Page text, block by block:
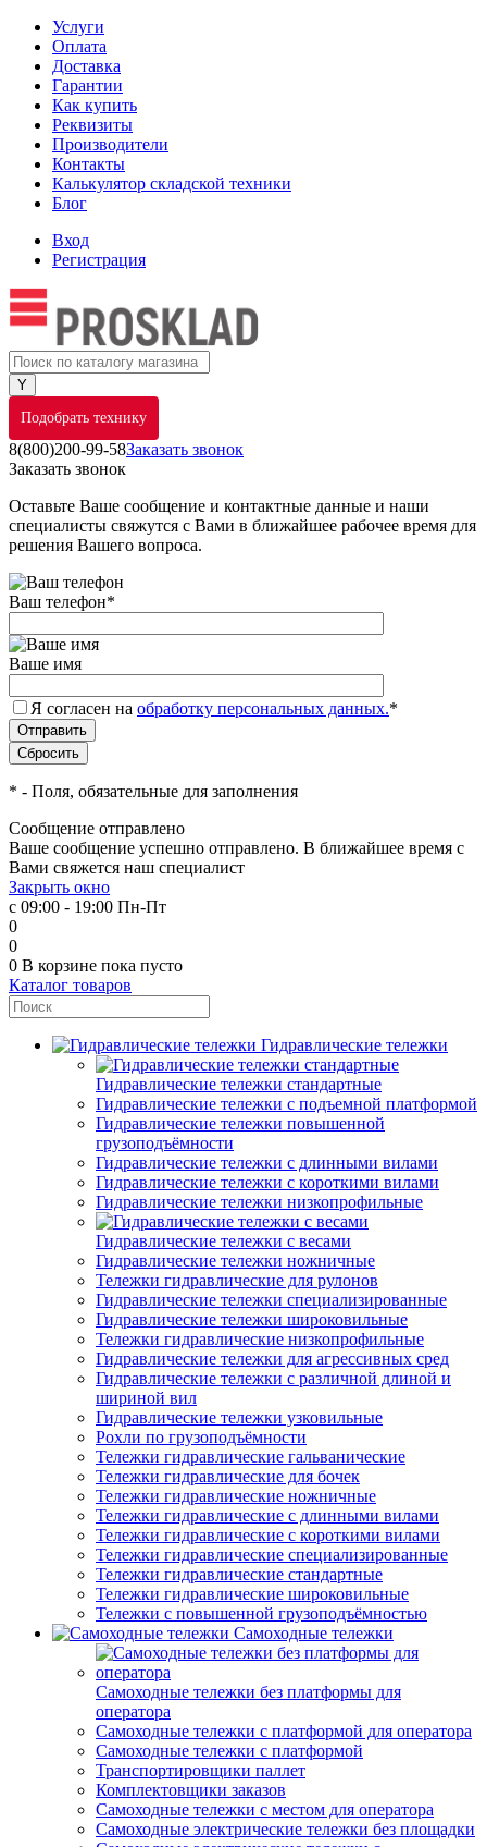
Услуги
Оплата
Доставка
Гарантии
Как купить
Реквизиты
Производители
Контакты
Калькулятор складской техники
Блог
Вход
Регистрация
Подобрать технику
8(800)200-99-58Заказать звонок
Заказать звонок
Оставьте Ваше сообщение и контактные данные и наши
специалисты свяжутся с Вами в ближайшее рабочее время для
решения Вашего вопроса.
Ваш телефон*
Ваше имя
Я согласен на обработку персональных данных.*
* - Поля, обязательные для заполнения
Сообщение отправлено
Ваше сообщение успешно отправлено. В ближайшее время с
Вами свяжется наш специалист
Закрыть окно
с 09:00 - 19:00 Пн-Пт
0
0
0 В корзине пока пусто
Каталог товаров
Гидравлические тележки
Гидравлические тележки стандартные
Гидравлические тележки с подъемной платформой
Гидравлические тележки повышенной
грузоподъёмности
Гидравлические тележки с длинными вилами
Гидравлические тележки с короткими вилами
Гидравлические тележки низкопрофильные
Гидравлические тележки с весами
Гидравлические тележки ножничные
Тележки гидравлические для рулонов
Гидравлические тележки специализированные
Гидравлические тележки широковильные
Тележки гидравлические низкопрофильные
Гидравлические тележки для агрессивных сред
Гидравлические тележки с различной длиной и
шириной вил
Гидравлические тележки узковильные
Рохли по грузоподъёмности
Тележки гидравлические гальванические
Тележки гидравлические для бочек
Тележки гидравлические ножничные
Тележки гидравлические с длинными вилами
Тележки гидравлические с короткими вилами
Тележки гидравлические специализированные
Тележки гидравлические стандартные
Тележки гидравлические широковильные
Тележки с повышенной грузоподъёмностью
Самоходные тележки
Самоходные тележки без платформы для
оператора
Самоходные тележки с платформой для оператора
Самоходные тележки с платформой
Транспортировщики паллет
Комплектовщики заказов
Самоходные тележки с местом для оператора
Самоходные электрические тележки без площадки